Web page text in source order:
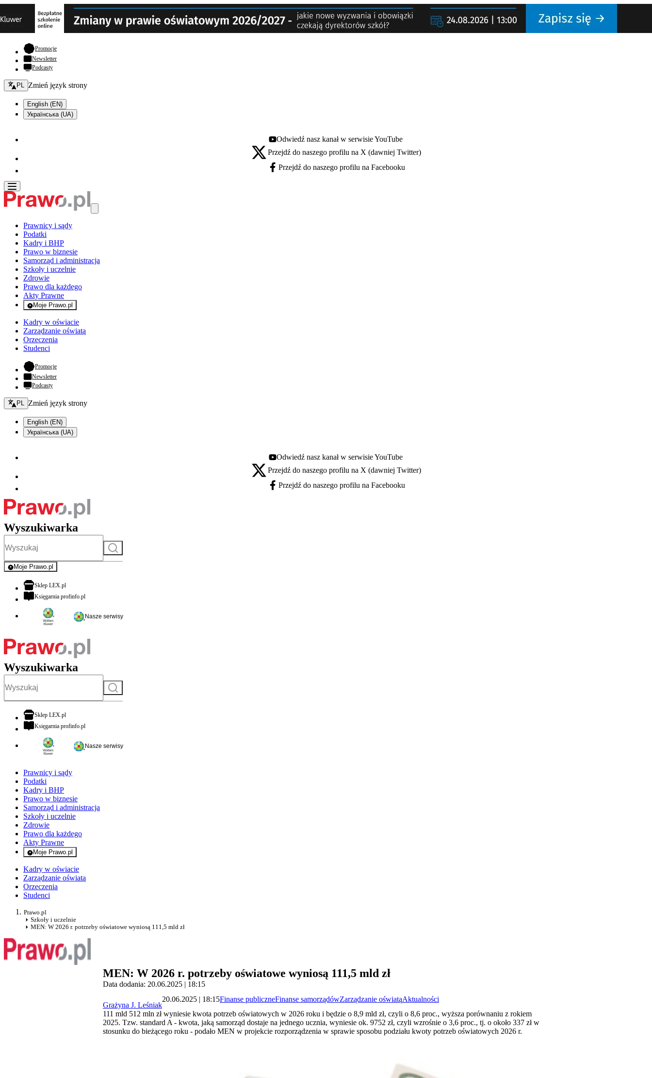
Promocje- otwiera się w nowej karcie
Newsletter
Podcasty
Zmień język - bieżący:
PL Zmień język strony
English (EN)
Українська (UA)
Youtube - otwiera się w nowej karcie
Odwiedź nasz kanał w serwisie YouTube
X - otwiera się w nowej karcie
Przejdź do naszego profilu na X (dawniej Twitter)
Facebook - otwiera się w nowej karcie
Przejdź do naszego profilu na Facebooku
Prawnicy i sądy
Podatki
Kadry i BHP
Prawo w biznesie
Samorząd i administracja
Szkoły i uczelnie
Zdrowie
Prawo dla każdego
Akty Prawne
Moje Prawo.pl
- rejestracja i logowanie do serwisu
Kadry w oświacie
Zarządzanie oświatą
Orzeczenia
Studenci
Promocje- otwiera się w nowej karcie
Newsletter
Podcasty
Zmień język - bieżący:
PL Zmień język strony
English (EN)
Українська (UA)
Youtube - otwiera się w nowej karcie
Odwiedź nasz kanał w serwisie YouTube
X - otwiera się w nowej karcie
Przejdź do naszego profilu na X (dawniej Twitter)
Facebook - otwiera się w nowej karcie
Przejdź do naszego profilu na Facebooku
Wyszukiwarka
Szukaj
Moje Prawo.pl
- rejestracja i logowanie do serwisu
Sklep LEX.plotwiera się w nowej karcie
Księgarnia profinfo.plotwiera się w nowej karcie
Nasze serwisy
Wyszukiwarka
Szukaj
Sklep LEX.plotwiera się w nowej karcie
Księgarnia profinfo.plotwiera się w nowej karcie
Nasze serwisy
Prawnicy i sądy
Podatki
Kadry i BHP
Prawo w biznesie
Samorząd i administracja
Szkoły i uczelnie
Zdrowie
Prawo dla każdego
Akty Prawne
Moje Prawo.pl
- rejestracja i logowanie do serwisu
Kadry w oświacie
Zarządzanie oświatą
Orzeczenia
Studenci
Prawo.pl
Szkoły i uczelnie
MEN: W 2026 r. potrzeby oświatowe wyniosą 111,5 mld zł
MEN: W 2026 r. potrzeby oświatowe wyniosą 111,5 mld zł
Data dodania: 20.06.2025 | 18:15
Grażyna J. Leśniak
20.06.2025 | 18:15Finanse publiczneFinanse samorządówZarządzanie oświatąAktualności
111 mld 512 mln zł wyniesie kwota potrzeb oświatowych w 2026 roku i będzie o 8,9 mld zł, czyli o 8,6 proc., wyższa porównaniu z rokiem
2025. Tzw. standard A - kwota, jaką samorząd dostaje na jednego ucznia, wyniesie ok. 9752 zł, czyli wzrośnie o 3,6 proc., tj. o około 337 zł w
stosunku do bieżącego roku - podało MEN w projekcie rozporządzenia w sprawie sposobu podziału kwoty potrzeb oświatowych 2026 r.